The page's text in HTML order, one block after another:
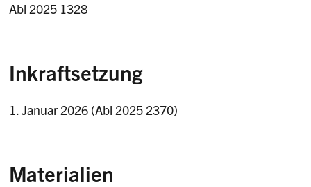
Abl 2025 1328
Inkraftsetzung
1. Januar 2026 (Abl 2025 2370)
Materialien